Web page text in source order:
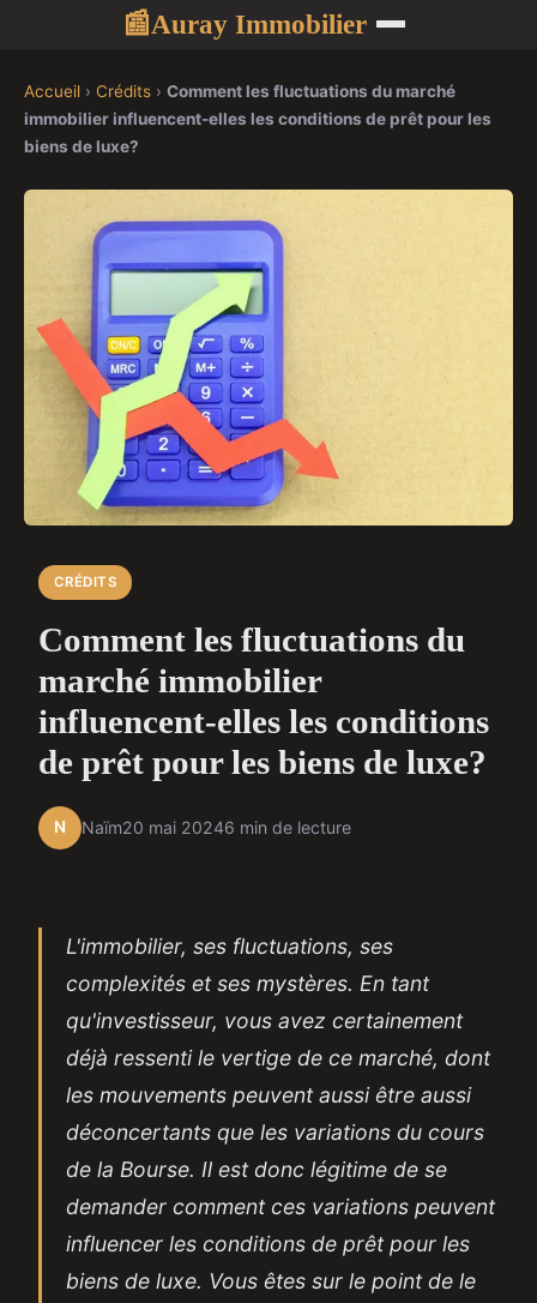
📰Auray Immobilier
Accueil › Crédits › Comment les fluctuations du marché
immobilier influencent-elles les conditions de prêt pour les
biens de luxe?
CRÉDITS
Comment les fluctuations du
marché immobilier
influencent-elles les conditions
de prêt pour les biens de luxe?
N Naïm20 mai 20246 min de lecture
L'immobilier, ses fluctuations, ses
complexités et ses mystères. En tant
qu'investisseur, vous avez certainement
déjà ressenti le vertige de ce marché, dont
les mouvements peuvent aussi être aussi
déconcertants que les variations du cours
de la Bourse. Il est donc légitime de se
demander comment ces variations peuvent
influencer les conditions de prêt pour les
biens de luxe. Vous êtes sur le point de le